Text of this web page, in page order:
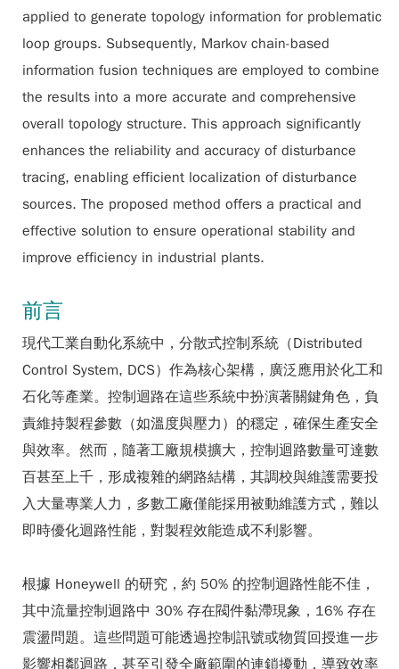
applied to generate topology information for problematic
loop groups. Subsequently, Markov chain-based
information fusion techniques are employed to combine
the results into a more accurate and comprehensive
overall topology structure. This approach significantly
enhances the reliability and accuracy of disturbance
tracing, enabling efficient localization of disturbance
sources. The proposed method offers a practical and
effective solution to ensure operational stability and
improve efficiency in industrial plants.
前言
現代工業自動化系統中，分散式控制系統（Distributed
Control System, DCS）作為核心架構，廣泛應用於化工和
石化等產業。控制迴路在這些系統中扮演著關鍵角色，負
責維持製程參數（如溫度與壓力）的穩定，確保生產安全
與效率。然而，隨著工廠規模擴大，控制迴路數量可達數
百甚至上千，形成複雜的網路結構，其調校與維護需要投
入大量專業人力，多數工廠僅能採用被動維護方式，難以
即時優化迴路性能，對製程效能造成不利影響。
根據 Honeywell 的研究，約 50% 的控制迴路性能不佳，
其中流量控制迴路中 30% 存在閥件黏滯現象，16% 存在
震盪問題。這些問題可能透過控制訊號或物質回授進一步
影響相鄰迴路，甚至引發全廠範圍的連鎖擾動，導致效率